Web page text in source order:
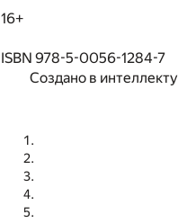
16+
ISBN 978-5-0056-1284-7
Создано в